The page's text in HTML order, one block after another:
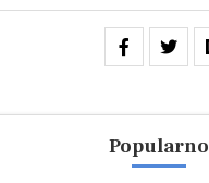
Popularno